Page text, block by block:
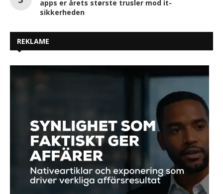
apps er årets største trusler mod it-
sikkerheden
REKLAME